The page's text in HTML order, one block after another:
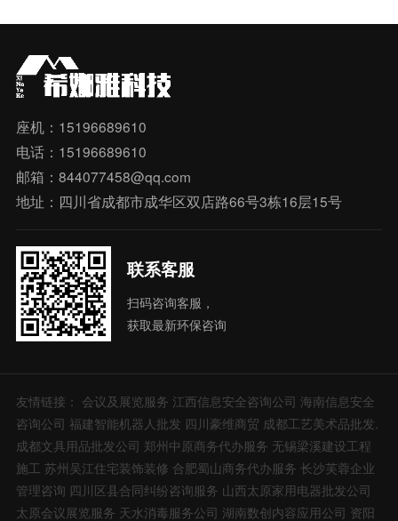
座机：15196689610
电话：15196689610
邮箱：844077458@qq.com
地址：四川省成都市成华区双店路66号3栋16层15号
联系客服
扫码咨询客服，
获取最新环保咨询
友情链接： 会议及展览服务 江西信息安全咨询公司 海南信息安全
咨询公司 福建智能机器人批发 四川豪维商贸 成都工艺美术品批发.
成都文具用品批发公司 郑州中原商务代办服务 无锡梁溪建设工程
施工 苏州吴江住宅装饰装修 合肥蜀山商务代办服务 长沙芙蓉企业
管理咨询 四川区县合同纠纷咨询服务 山西太原家用电器批发公司
太原会议展览服务 天水消毒服务公司 湖南数创内容应用公司 资阳